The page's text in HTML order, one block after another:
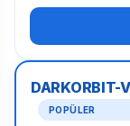
DARKORBIT-
POPÜLER